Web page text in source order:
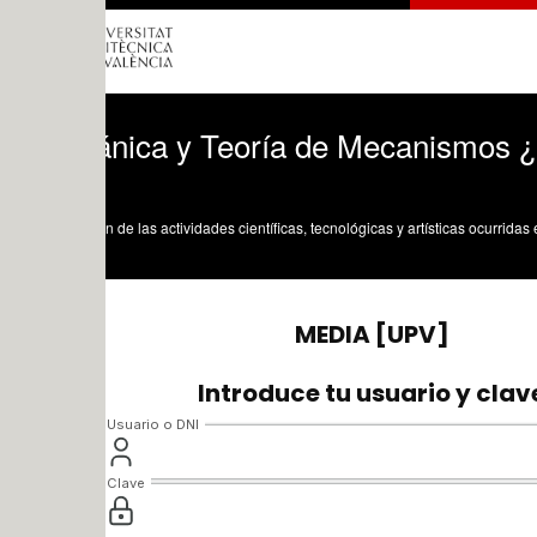
y Teoría de Mecanismos ¿ 2020
de las actividades científicas, tecnológicas y artísticas ocurridas en los tres